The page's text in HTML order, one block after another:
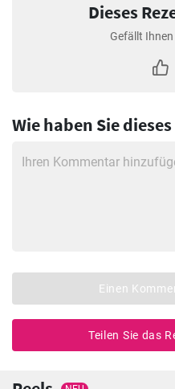
Dieses
Gefällt
Wie haben Sie
Einen
Teilen Sie das